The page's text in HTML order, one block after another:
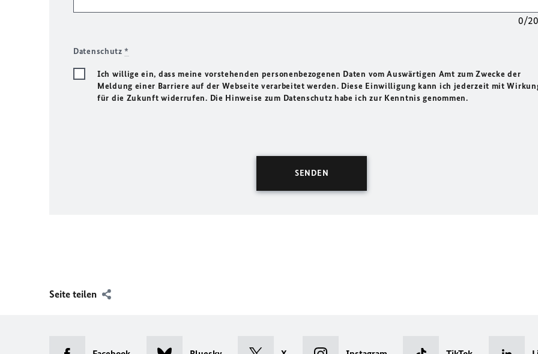
0/
Datenschutz*
Ich willige ein, dass meine vorstehenden personenbezogenen Daten vom Auswärtigen Amt zum Zwecke der
Meldung einer Barriere auf der Webseite verarbeitet werden. Diese Einwilligung kann ich jederzeit mit
für die Zukunft widerrufen. Die Hinweise zum Datenschutz habe ich zur Kenntnis genommen.
Seite teilen